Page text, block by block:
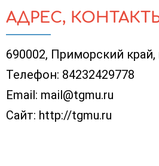
АДРЕС,
690002, Приморский
Телефон: 84232429778
Email: mail@tgmu.ru
Сайт: http://tgmu.ru